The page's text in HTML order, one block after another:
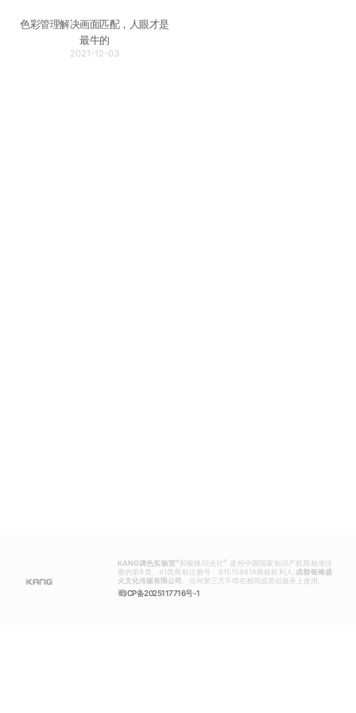
色彩管理解决画面匹配，人眼才是
最牛的
2021-12-03
KANG调色实验室® 和银锋印光社®
是经中国国家知识产权局核准注
册的第9类、41类商标注册号：51515861A商标权利人:成都银锋盛
火文化传媒有限公司 。任何第三方不得在相同或类似服务上使用。
蜀ICP备2025117716号-1